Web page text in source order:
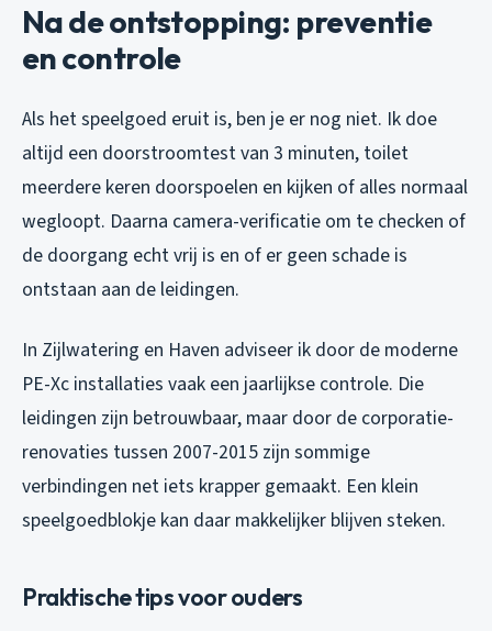
Na de ontstopping: preventie
en controle
Als het speelgoed eruit is, ben je er nog niet. Ik doe
altijd een doorstroomtest van 3 minuten, toilet
meerdere keren doorspoelen en kijken of alles normaal
wegloopt. Daarna camera-verificatie om te checken of
de doorgang echt vrij is en of er geen schade is
ontstaan aan de leidingen.
In Zijlwatering en Haven adviseer ik door de moderne
PE-Xc installaties vaak een jaarlijkse controle. Die
leidingen zijn betrouwbaar, maar door de corporatie-
renovaties tussen 2007-2015 zijn sommige
verbindingen net iets krapper gemaakt. Een klein
speelgoedblokje kan daar makkelijker blijven steken.
Praktische tips voor ouders